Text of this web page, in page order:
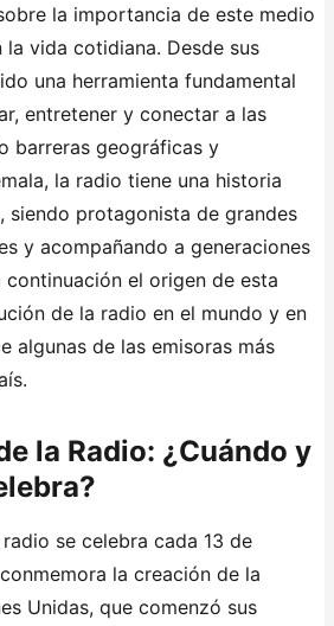
la importancia de este medio
vida cotidiana. Desde sus
una herramienta fundamental
entretener y conectar a las
barreras geográficas y
la radio tiene una historia
siendo protagonista de grandes
y acompañando a generaciones
continuación el origen de esta
de la radio en el mundo y en
algunas de las emisoras más
la Radio: ¿Cuándo y
se celebra cada 13 de
la creación de la
Unidas, que comenzó sus